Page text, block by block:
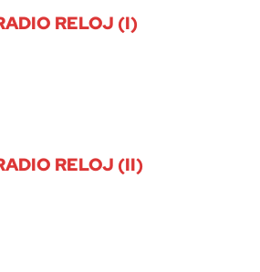
RELOJ (I)
RELOJ (II)